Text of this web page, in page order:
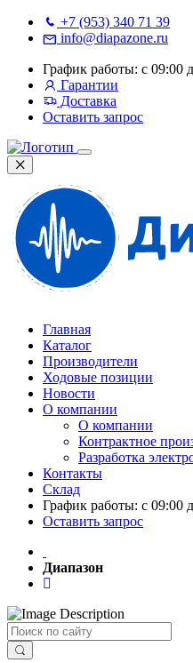
+7 (953) 340 71 39
info@diapazone.ru
График работы: с 09:00
Гарантии
Доставка
Оставить запрос
Главная
Каталог
Производители
Ходовые позиции
Новости
О компании
О компании
Контрактное
Разработка
Контакты
Склад
График работы: с 09:00
Оставить запрос
Диапазон
Поиск